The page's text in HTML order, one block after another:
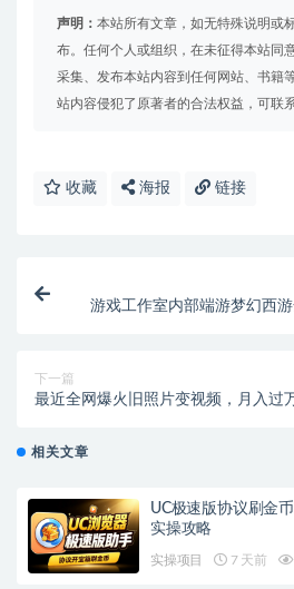
声明： 本站所有文章，如无特殊说明或
布。任何个人或组织，在未征得本站同
采集、发布本站内容到任何网站、书籍
站内容侵犯了原著者的合法权益，可联
收藏 海报 链接
游戏工作室内部端游梦幻西
下一篇
最近全网爆火旧照片变视频，月入过
相关文章
UC极速版协议刷金
实操攻略
实操项目 7 天前